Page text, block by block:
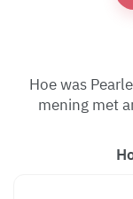
Hoe was
mening met